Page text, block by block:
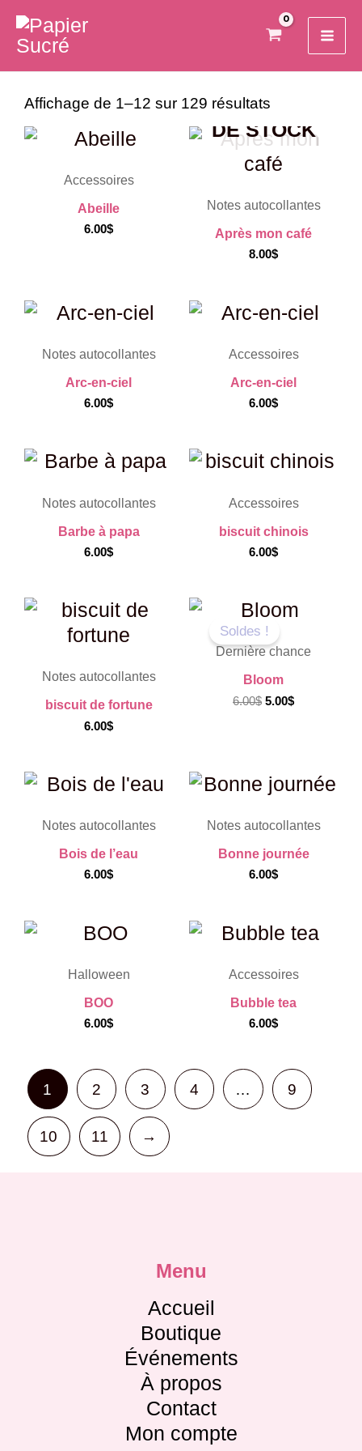
Aller
au
Affichage de 1–12 sur 129 résultats
Accessoires
Abeille
6.00$
EN
RUPTURE
DE STOCK
Notes autocollantes
Après mon café
8.00$
Notes autocollantes
Arc-en-ciel
6.00$
Accessoires
Arc-en-ciel
6.00$
Notes autocollantes
Barbe à papa
6.00$
Accessoires
biscuit chinois
6.00$
Notes autocollantes
biscuit de fortune
6.00$
Soldes !
Dernière chance
Bloom
6.00$
Le
prix
initial
était :
5.00$
Le
prix
est :
Notes autocollantes
Bois de l’eau
6.00$
Notes autocollantes
Bonne journée
6.00$
EN
RUPTURE
Halloween
BOO
6.00$
Accessoires
Bubble tea
6.00$
1 2 3 4 … 9
10 11 →
Menu
Accueil
Boutique
Événements
À propos
Contact
Mon compte